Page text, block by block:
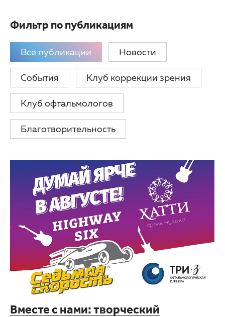
Клуб офтальмологов
Оптика
Фильтр по публикациям
Все публикации Новости
События Клуб коррекции зрения
Клуб офтальмологов
Благотворительность
Вместе с нами: творческий